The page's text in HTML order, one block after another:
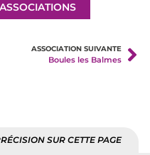
ASSOCIATION SUIVANTE
Boules les Balmes
SUR CETTE PAGE